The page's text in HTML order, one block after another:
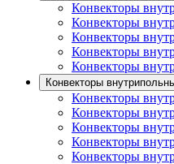
Конвекторы
Конвекторы
Конвекторы
Конвекторы
Конвекторы
Конвекторы
Конвекторы
Конвекторы
Конвекторы
Конвекторы
Конвекторы